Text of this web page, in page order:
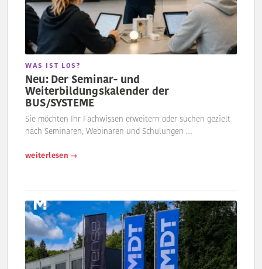
WAS IST LOS?
Neu: Der Seminar- und
Weiterbildungskalender der
BUS/SYSTEME
Sie möchten Ihr Fachwissen erweitern oder suchen gezielt
nach Seminaren, Webinaren und Schulungen …
weiterlesen →